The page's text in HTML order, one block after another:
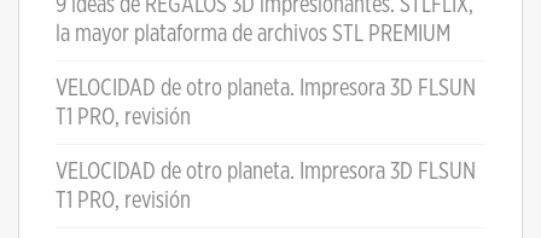
la mayor plataforma de archivos STL PREMIUM
VELOCIDAD de otro planeta. Impresora 3D FLSUN
T1 PRO, revisión
VELOCIDAD de otro planeta. Impresora 3D FLSUN
T1 PRO, revisión